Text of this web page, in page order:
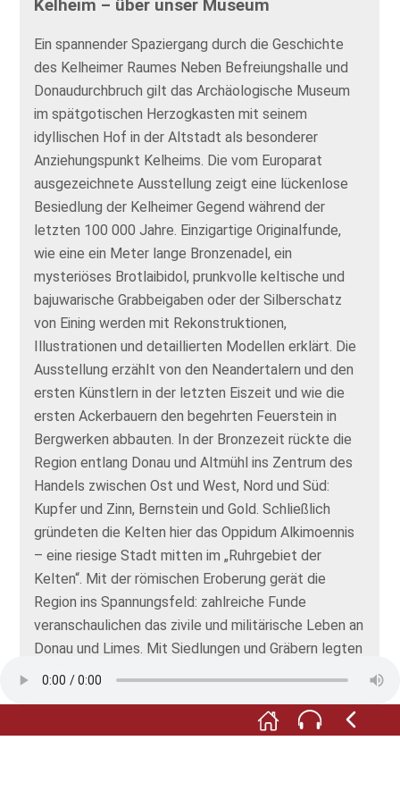
Kelheim – über unser Museum
Ein spannender Spaziergang durch die Geschichte
des Kelheimer Raumes Neben Befreiungshalle und
Donaudurchbruch gilt das Archäologische Museum
im spätgotischen Herzogkasten mit seinem
idyllischen Hof in der Altstadt als besonderer
Anziehungspunkt Kelheims. Die vom Europarat
ausgezeichnete Ausstellung zeigt eine lückenlose
Besiedlung der Kelheimer Gegend während der
letzten 100 000 Jahre. Einzigartige Originalfunde,
wie eine ein Meter lange Bronzenadel, ein
mysteriöses Brotlaibidol, prunkvolle keltische und
bajuwarische Grabbeigaben oder der Silberschatz
von Eining werden mit Rekonstruktionen,
Illustrationen und detaillierten Modellen erklärt. Die
Ausstellung erzählt von den Neandertalern und den
ersten Künstlern in der letzten Eiszeit und wie die
ersten Ackerbauern den begehrten Feuerstein in
Bergwerken abbauten. In der Bronzezeit rückte die
Region entlang Donau und Altmühl ins Zentrum des
Handels zwischen Ost und West, Nord und Süd:
Kupfer und Zinn, Bernstein und Gold. Schließlich
gründeten die Kelten hier das Oppidum Alkimoennis
– eine riesige Stadt mitten im „Ruhrgebiet der
Kelten“. Mit der römischen Eroberung gerät die
Region ins Spannungsfeld: zahlreiche Funde
veranschaulichen das zivile und militärische Leben an
Donau und Limes. Mit Siedlungen und Gräbern legten
die ersten Bajuwaren schon im frühen 6. Jahrhundert
Ausstellung über zur stadtgeschichtlichen Abteilung